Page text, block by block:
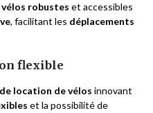
vélos robustes et accessibles
, facilitant les déplacements
flexible
location de vélos innovant
et la possibilité de